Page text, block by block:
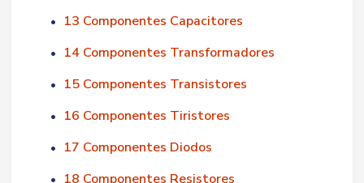
• 13 Componentes Capacitores
• 14 Componentes Transformadores
• 15 Componentes Transistores
• 16 Componentes Tiristores
• 17 Componentes Diodos
18 Componentes Resistores